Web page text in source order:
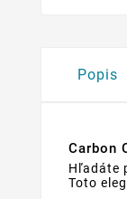
Popis
Carbon
Hľadáte
Toto